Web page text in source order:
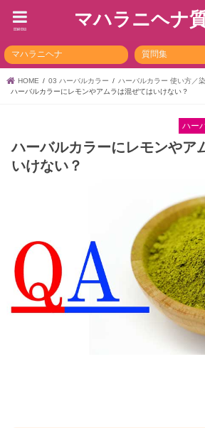
マハラニヘナ
menu
マハラニヘナ 質問集
HOME 03 ハーバルカラー
ハーバルカラー 使い方／
ハーバルカラーにレモンやアムラは混ぜてはいけない？
ハー
ハーバルカラーにレモンやア
いけない？